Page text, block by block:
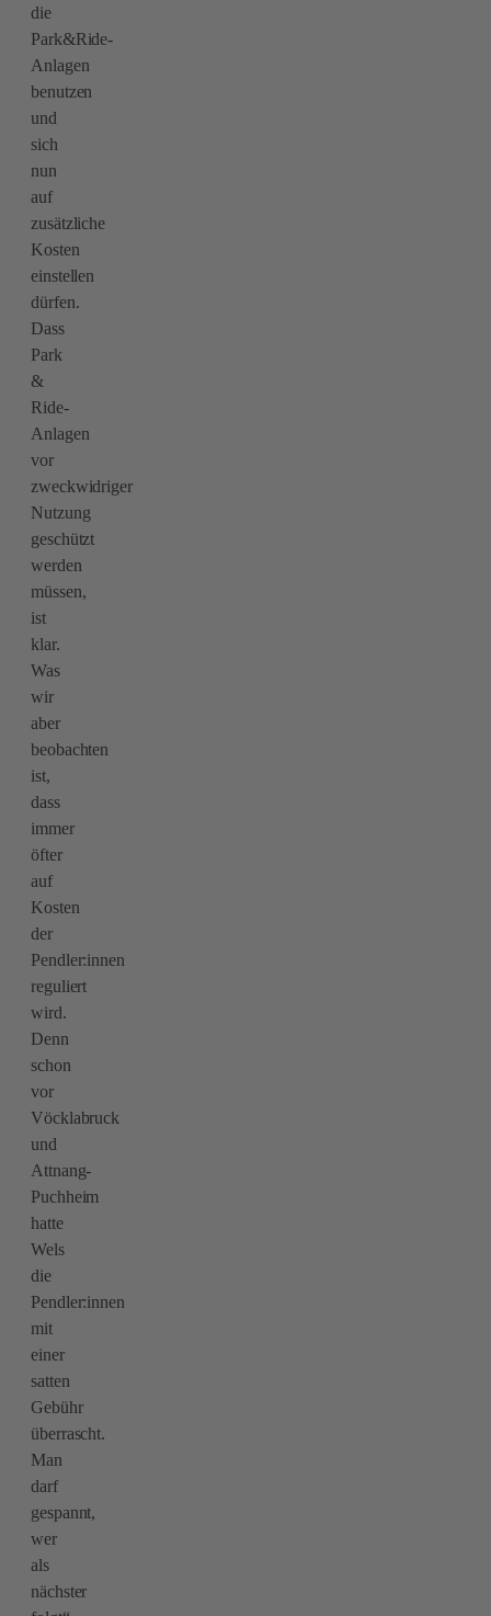
die
Park&Ride-
Anlagen
benutzen
und
sich
nun
auf
zusätzliche
Kosten
einstellen
dürfen.
Dass
Park
&
Ride-
Anlagen
vor
zweckwidriger
Nutzung
geschützt
werden
müssen,
ist
klar.
Was
wir
aber
beobachten
ist,
dass
immer
öfter
auf
Kosten
der
Pendler:innen
reguliert
wird.
Denn
schon
vor
Vöcklabruck
und
Attnang-
Puchheim
hatte
Wels
die
Pendler:innen
mit
einer
satten
Gebühr
überrascht.
Man
darf
gespannt,
wer
als
nächster